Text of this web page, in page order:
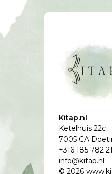
Kitap.nl
Ketelhuis 22c
7005 CA
+316 185 782 21
info@kitap.nl
© 2026